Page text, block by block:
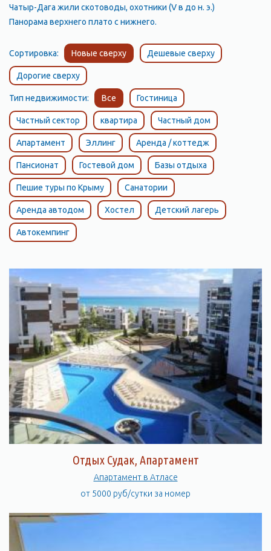
Чатыр-Дага жили скотоводы, охотники (V в до н. э.)
Панорама верхнего плато с нижнего.
Сортировка: Новые сверху Дешевые сверху
Дорогие сверху
Тип недвижимости: Все Гостиница
Частный сектор квартира Частный дом
Апартамент Эллинг Аренда / коттедж
Пансионат Гостевой дом Базы отдыха
Пешие туры по Крыму Санатории
Аренда автодом Хостел Детский лагерь
Автокемпинг
Отдых Судак, Апартамент
Апартамент в Атласе
от 5000 руб/сутки за номер